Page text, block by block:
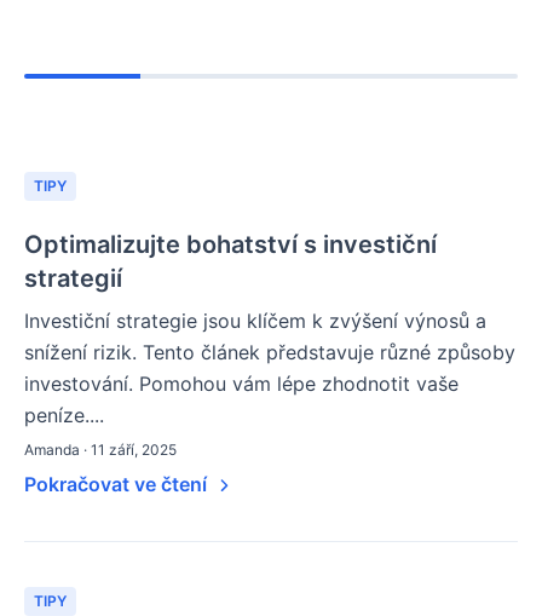
TIPY
Optimalizujte bohatství s investiční
strategií
Investiční strategie jsou klíčem k zvýšení výnosů a
snížení rizik. Tento článek představuje různé způsoby
investování. Pomohou vám lépe zhodnotit vaše
peníze....
Amanda · 11 září, 2025
Pokračovat ve čtení
TIPY